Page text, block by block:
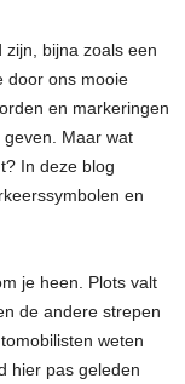
bijna zoals een
door ons mooie
en markeringen
Maar wat
In deze blog
en
je heen. Plots valt
de andere strepen
weten
hier pas geleden